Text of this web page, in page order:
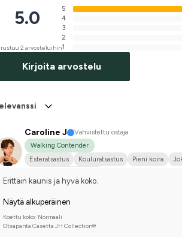
5.0
2 arvosteluihin
5
4
3
2
1
Kirjoita arvostelu
Caroline J
Vahvistettu ostaja
Walking Contender
Esteratsastus
Kouluratsastus Pieni koira
Erittäin kaunis ja hyvä koko.
Näytä alkuperäinen
Koettu koko: Normaali
Otsapanta Casetta JH Collection®